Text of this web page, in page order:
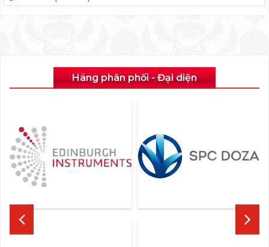
Hãng phân phối - Đại diện